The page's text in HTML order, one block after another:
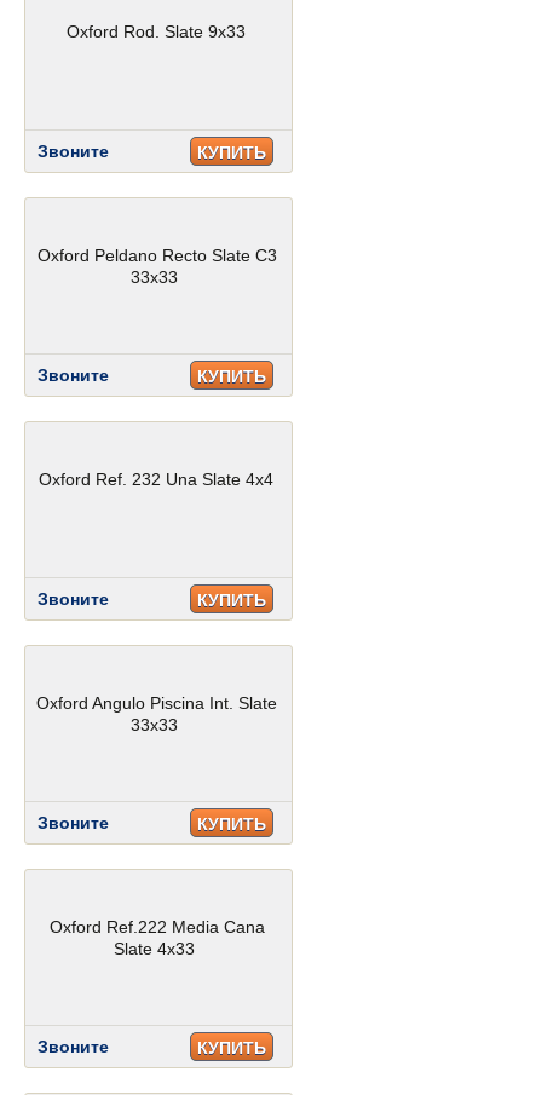
Oxford Rod. Slate 9x33
Звоните КУПИТЬ
Oxford Peldano Recto Slate C3
33x33
Звоните КУПИТЬ
Oxford Ref. 232 Una Slate 4x4
Звоните КУПИТЬ
Oxford Angulo Piscina Int. Slate
33x33
Звоните КУПИТЬ
Oxford Ref.222 Media Cana
Slate 4x33
Звоните КУПИТЬ